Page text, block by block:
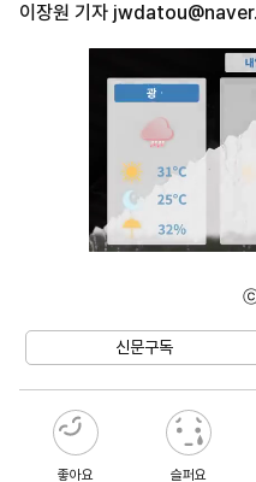
이장원 기자
ⓒ
신문구독
좋아요 슬퍼요